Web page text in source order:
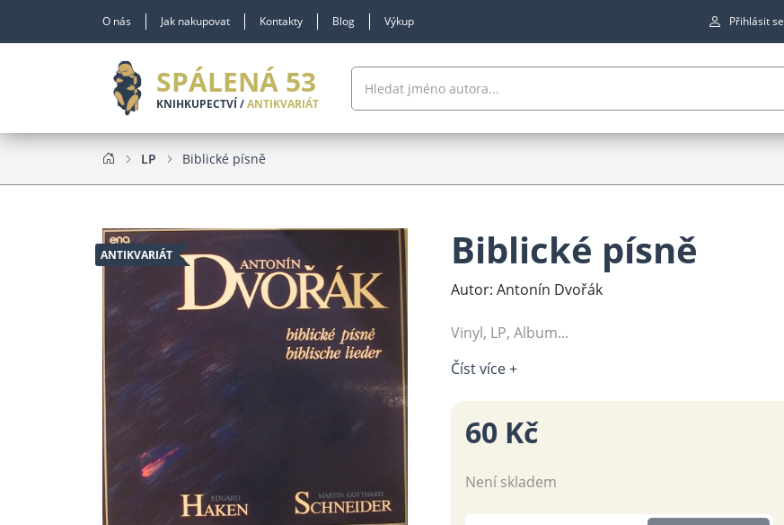
O nás Jak nakupovat Kontakty Blog Výkup Přihlásit se
SPÁLENÁ 53
KNIHKUPECTVÍ /ANTIKVARIÁT
LP Biblické písně
ANTIKVARIÁT Biblické písně
Autor: Antonín Dvořák
Vinyl, LP, Album...
Číst více +
60 Kč
Není skladem